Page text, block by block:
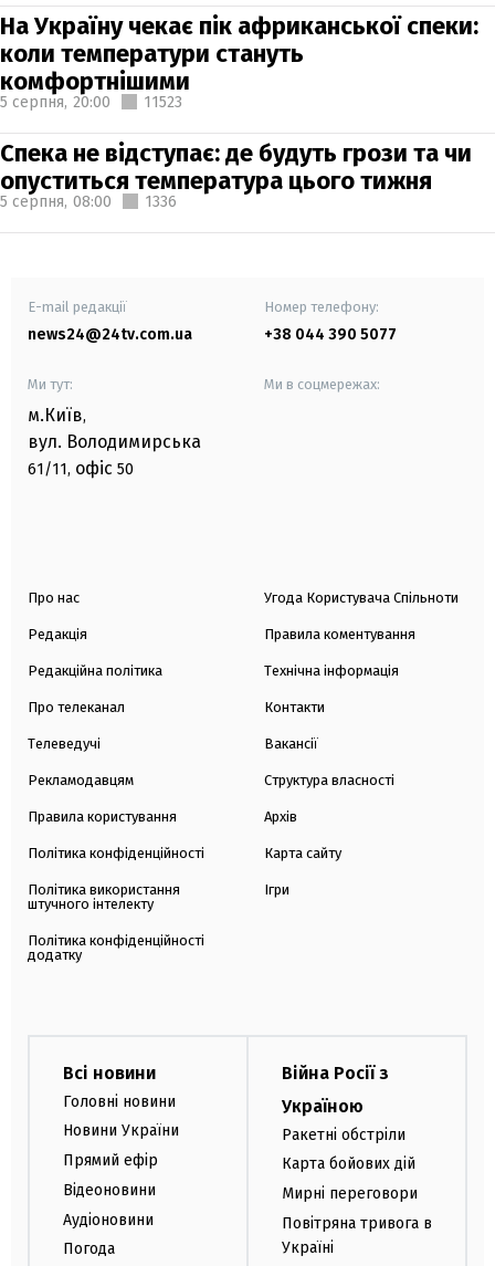
На Україну чекає пік африканської спеки:
коли температури стануть
комфортнішими
5 серпня, 20:00 11523
Спека не відступає: де будуть грози та чи
опуститься температура цього тижня
5 серпня, 08:00 1336
E-mail редакції
news24@24tv.com.ua
Номер телефону:
+38 044 390 5077
Ми тут:
м.Київ,
вул. Володимирська
61/11, офіс 50
Ми в соцмережах:
Про нас
Редакція
Редакційна політика
Про телеканал
Телеведучі
Рекламодавцям
Правила користування
Політика конфіденційності
Політика використання
штучного інтелекту
Політика конфіденційності
додатку
Угода Користувача Спільноти
Правила коментування
Технічна інформація
Контакти
Вакансії
Структура власності
Архів
Карта сайту
Ігри
Всі новини
Головні новини
Новини України
Прямий ефір
Відеоновини
Аудіоновини
Погода
Війна Росії з
Україною
Ракетні обстріли
Карта бойових дій
Мирні переговори
Повітряна тривога в
Україні